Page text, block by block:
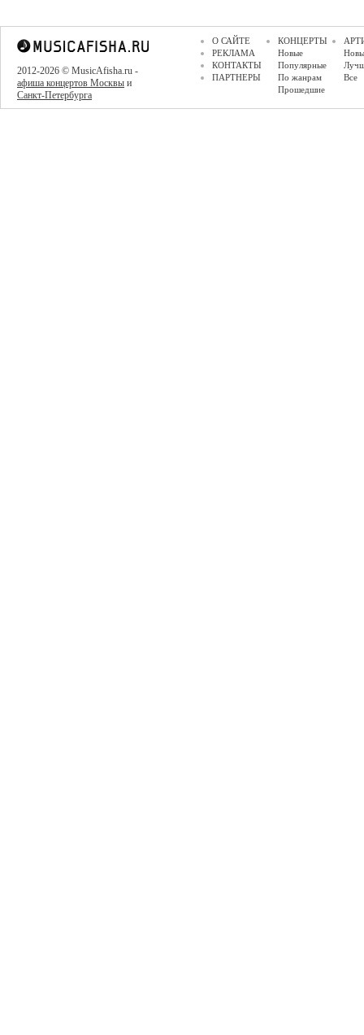
2012-2026 © MusicAfisha.ru -
афиша концертов Москвы и
Санкт-Петербурга
О САЙТЕ
РЕКЛАМА
КОНТАКТЫ
ПАРТНЕРЫ
КОНЦЕРТЫ
Новые
Популярные
По жанрам
Прошедшие
Все